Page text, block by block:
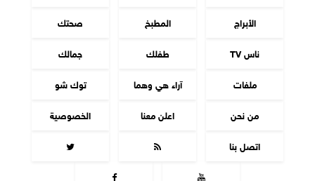
الأبراج
المطبخ
صحتك
ناس TV
طفلك
جمالك
ملفات
آراء هي وهما
توك شو
من نحن
اعلن معنا
الخصوصية
اتصل بنا



